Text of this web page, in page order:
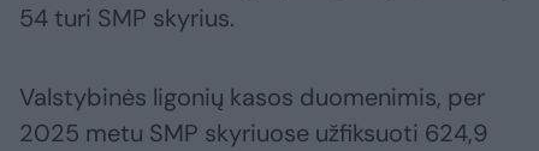
54 turi SMP skyrius.
Valstybinės ligonių kasos duomenimis, per
2025 metu SMP skyriuose užfiksuoti 624,9